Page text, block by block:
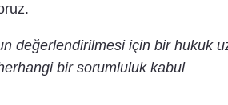
değerlendirilmesi için bir hukuk
bir sorumluluk kabul